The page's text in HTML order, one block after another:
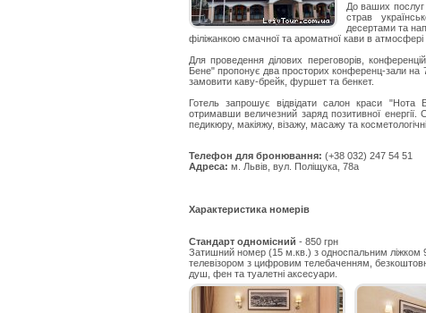
До ваших
страв
десертами та
філіжанкою смачної та ароматної кави в
Для проведення ділових переговорів,
Бене" пропонує два просторих конференц-зали на
замовити каву-брейк, фуршет та бенкет.
Готель запрошує відвідати салон краси "Нота
отримавши величезний заряд позитивної
педикюру, макіяжу, візажу, масажу та
Телефон для бронювання: (+38 032) 247 54 51
Адреса: м. Львів, вул. Поліщука, 78а
Характеристика номерів
Стандарт одномісний - 850 грн
Затишний номер (15 м.кв.) з односпальним
телевізором з цифровим телебаченням,
душ, фен та туалетні аксесуари.